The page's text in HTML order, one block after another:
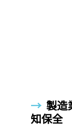
→ 製造
知保全